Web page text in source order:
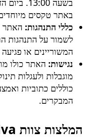
בשעה
באתר טקסים
כללי התנהגות: האתר
לשמור על התנהגות
המשוריינים או
נגישות: האתר כולו
מוגבלות ולעגלות
כוללים כתוביות
המבקרים.
המלצות צוות Nativa: